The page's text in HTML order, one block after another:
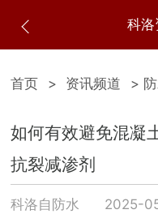
科洛
首页 > 资讯频道 >
如何有效避免混凝
抗裂减渗剂
科洛自防水 2025-